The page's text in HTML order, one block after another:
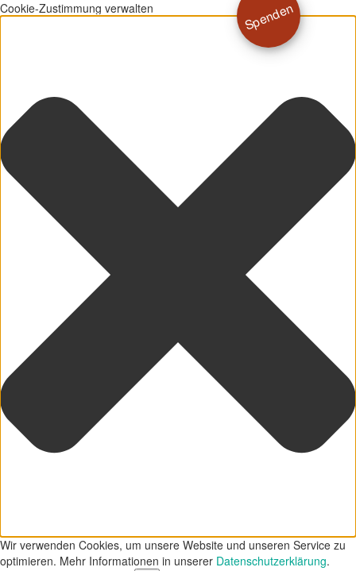
Cookie-Zustimmung verwalten
Wir verwenden Cookies, um unsere Website und unseren Service zu
optimieren. Mehr Informationen in unserer Datenschutzerklärung.
Spenden